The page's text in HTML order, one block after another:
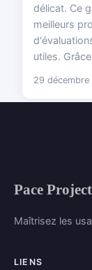
délicat. Ce
meilleurs
utiles.
29
Pace Project
Maîtrisez les
LIENS